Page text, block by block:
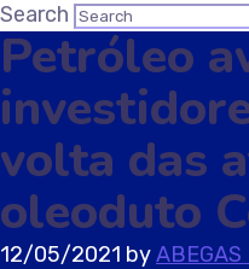
Search
Petróleo
volta das
oleoduto
12/05/2021 by